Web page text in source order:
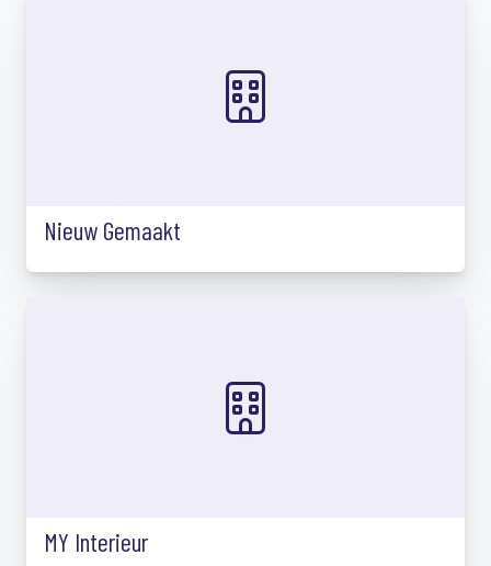
Nieuw Gemaakt
MY Interieur